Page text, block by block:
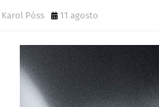
Karol Póss 11 agosto